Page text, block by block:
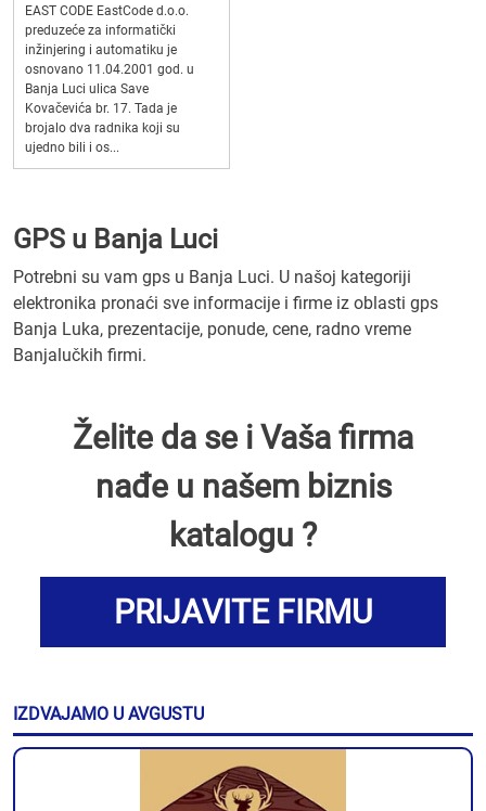
EAST CODE EastCode d.o.o.
preduzeće za informatički
inžinjering i automatiku je
osnovano 11.04.2001 god. u
Banja Luci ulica Save
Kovačevića br. 17. Tada je
brojalo dva radnika koji su
ujedno bili i os...
GPS u Banja Luci
Potrebni su vam gps u Banja Luci. U našoj kategoriji
elektronika pronaći sve informacije i firme iz oblasti gps
Banja Luka, prezentacije, ponude, cene, radno vreme
Banjalučkih firmi.
Želite da se i Vaša firma
nađe u našem biznis
katalogu ?
PRIJAVITE FIRMU
IZDVAJAMO U AVGUSTU